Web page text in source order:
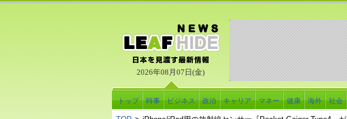
2026年08月07日(金)
トップ 時事 ビジネス 政治 キャリア マネー 健康 海外 社会